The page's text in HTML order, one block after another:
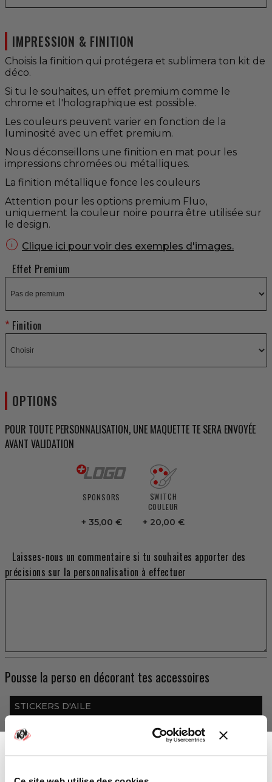
IMPRESSION & FINITION
Choisis la finition qui protégera et sublimera ton kit de
déco.
Si tu le souhaites, un effet premium comme le
chrome et l'holographique est possible.
Les couleurs peuvent varier en fonction de la
luminosité avec un effet premium.
Nous déconseillons une finition en mat pour les
impressions chromées ou métalliques.
La finition métallique fonce les couleurs
Attention pour les options premium Fluo,
uniquement la couleur noire pourra être utilisée sur
le design.
 Clique ici pour voir des exemples d'images.
Effet Premium
Finition
OPTIONS
POUR TOUTE PERSONNALISATION, UNE MAQUETTE TE SERA ENVOYÉE
AVANT VALIDATION
SPONSORS
35,00 €
SWITCH
COULEUR
20,00 €
Laisses-nous un commentaire si tu souhaites apporter des
précisions sur la personnalisation à effectuer
Pousse la perso en décorant tes accessoires
STICKERS D'AILE
Extensions d'ailes origines YAMAHA 179,00 €
TOTAL